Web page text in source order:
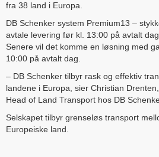
fra 38 land i Europa.
DB Schenker system Premium13 –
avtale levering før kl. 13:00 på avtalt
Senere vil det komme en løsning med
10:00 på avtalt dag.
– DB Schenker tilbyr rask og effektiv
landene i Europa, sier Christian
Head of Land Transport hos DB
Selskapet tilbyr grenseløs transport
Europeiske land.